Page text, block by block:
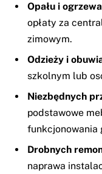
Opału i
opłaty za
zimowym.
Odzieży i
szkolnym lub
Niezbędnych
podstawowe
funkcjonowania
Drobnych
naprawa